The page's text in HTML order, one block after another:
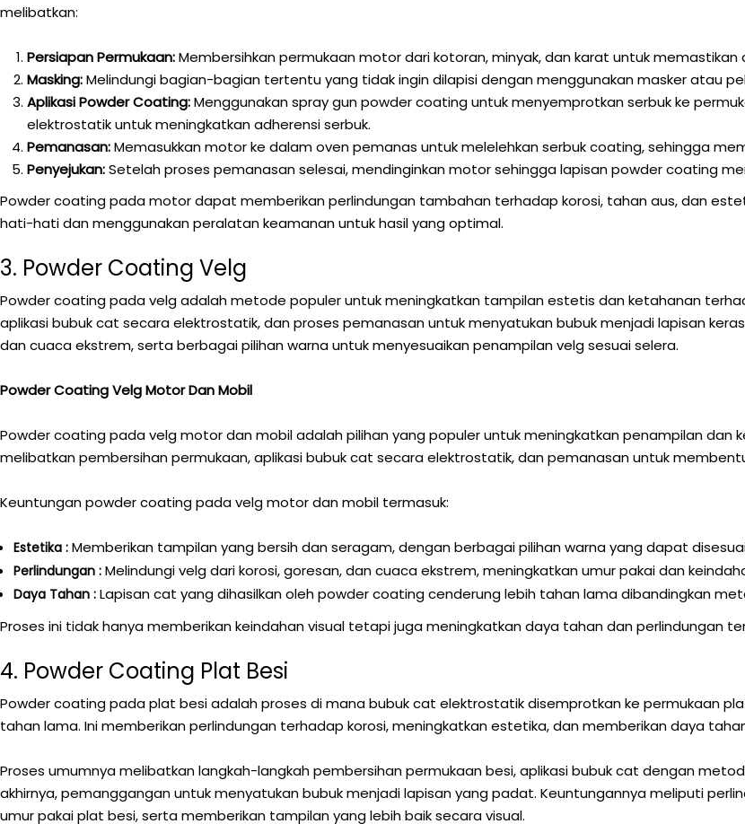
melibatkan:
Persiapan Permukaan:Membersihkan permukaan motor dari kotoran, minyak, dan karat untuk memastikan
Masking:Melindungi bagian-bagian tertentu yang tidak ingin dilapisi dengan menggunakan masker atau
Aplikasi Powder Coating:Menggunakan spray gun powder coating untuk menyemprotkan serbuk ke
elektrostatik untuk meningkatkan adherensi serbuk.
Pemanasan:Memasukkan motor ke dalam oven pemanas untuk melelehkan serbuk coating, sehingga
Penyejukan:Setelah proses pemanasan selesai, mendinginkan motor sehingga lapisan powder coating
Powder coating pada motor dapat memberikan perlindungan tambahan terhadap korosi, tahan aus, dan
hati-hati dan menggunakan peralatan keamanan untuk hasil yang optimal.
3. Powder Coating Velg
Powder coating pada velg adalah metode populer untuk meningkatkan tampilan estetis dan ketahanan
aplikasi bubuk cat secara elektrostatik, dan proses pemanasan untuk menyatukan bubuk menjadi lapisan
dan cuaca ekstrem, serta berbagai pilihan warna untuk menyesuaikan penampilan velg sesuai selera.
Powder Coating Velg Motor Dan Mobil
Powder coating pada velg motor dan mobil adalah pilihan yang populer untuk meningkatkan penampilan dan
melibatkan pembersihan permukaan, aplikasi bubuk cat secara elektrostatik, dan pemanasan untuk
Keuntungan powder coating pada velg motor dan mobil termasuk:
Estetika : Memberikan tampilan yang bersih dan seragam, dengan berbagai pilihan warna yang dapat
Perlindungan : Melindungi velg dari korosi, goresan, dan cuaca ekstrem, meningkatkan umur pakai dan
Daya Tahan : Lapisan cat yang dihasilkan oleh powder coating cenderung lebih tahan lama dibandingkan
Proses ini tidak hanya memberikan keindahan visual tetapi juga meningkatkan daya tahan dan perlindungan
4. Powder Coating Plat Besi
Powder coating pada plat besi adalah proses di mana bubuk cat elektrostatik disemprotkan ke permukaan
tahan lama. Ini memberikan perlindungan terhadap korosi, meningkatkan estetika, dan memberikan daya
Proses umumnya melibatkan langkah-langkah pembersihan permukaan besi, aplikasi bubuk cat dengan
akhirnya, pemanggangan untuk menyatukan bubuk menjadi lapisan yang padat. Keuntungannya meliputi
umur pakai plat besi, serta memberikan tampilan yang lebih baik secara visual.